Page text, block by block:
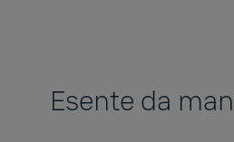
Esente da